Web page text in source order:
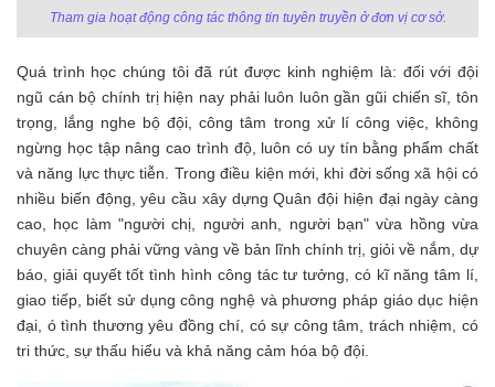
Tham gia hoạt động công tác thông tin tuyên truyền ở đơn vị cơ sở.
Quá trình học chúng tôi đã rút được kinh nghiệm là: đối với đội
ngũ cán bộ chính trị hiện nay phải luôn luôn gần gũi chiến sĩ, tôn
trọng, lắng nghe bộ đội, công tâm trong xử lí công việc, không
ngừng học tập nâng cao trình độ, luôn có uy tín bằng phẩm chất
và năng lực thực tiễn. Trong điều kiện mới, khi đời sống xã hội có
nhiều biến động, yêu cầu xây dựng Quân đội hiện đại ngày càng
cao, học làm "người chị, người anh, người bạn" vừa hồng vừa
chuyên càng phải vững vàng về bản lĩnh chính trị, giỏi về nắm, dự
báo, giải quyết tốt tình hình công tác tư tưởng, có kĩ năng tâm lí,
giao tiếp, biết sử dụng công nghệ và phương pháp giáo dục hiện
đại, ó tình thương yêu đồng chí, có sự công tâm, trách nhiệm, có
tri thức, sự thấu hiểu và khả năng cảm hóa bộ đội.